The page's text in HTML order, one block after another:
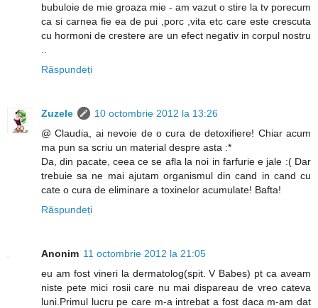
bubuloie de mie groaza mie - am vazut o stire la tv porecum
ca si carnea fie ea de pui ,porc ,vita etc care este crescuta
cu hormoni de crestere are un efect negativ in corpul nostru
Răspundeți
Zuzele
10 octombrie 2012 la 13:26
@ Claudia, ai nevoie de o cura de detoxifiere! Chiar acum
ma pun sa scriu un material despre asta :*
Da, din pacate, ceea ce se afla la noi in farfurie e jale :( Dar
trebuie sa ne mai ajutam organismul din cand in cand cu
cate o cura de eliminare a toxinelor acumulate! Bafta!
Răspundeți
Anonim 11 octombrie 2012 la 21:05
eu am fost vineri la dermatolog(spit. V Babes) pt ca aveam
niste pete mici rosii care nu mai dispareau de vreo cateva
luni.Primul lucru pe care m-a intrebat a fost daca m-am dat